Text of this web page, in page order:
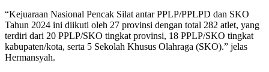
“Kejuaraan Nasional Pencak Silat antar PPLP/PPLPD dan SKO
Tahun 2024 ini diikuti oleh 27 provinsi dengan total 282 atlet, yang
terdiri dari 20 PPLP/SKO tingkat provinsi, 18 PPLP/SKO tingkat
kabupaten/kota, serta 5 Sekolah Khusus Olahraga (SKO).” jelas
Hermansyah.